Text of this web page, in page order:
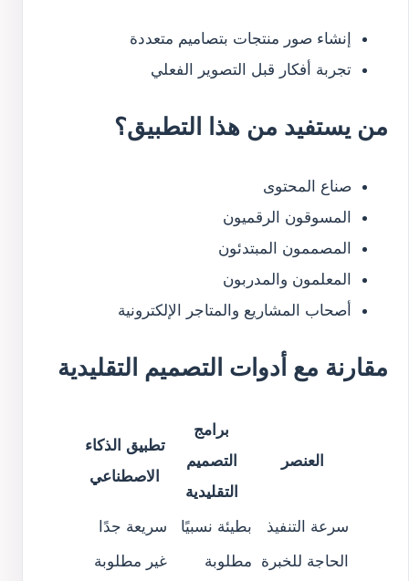
إنشاء صور منتجات بتصاميم متعددة
تجربة أفكار قبل التصوير الفعلي
من يستفيد من هذا التطبيق؟
صناع المحتوى
المسوقون الرقميون
المصممون المبتدئون
المعلمون والمدربون
أصحاب المشاريع والمتاجر الإلكترونية
مقارنة مع أدوات التصميم التقليدية
العنصر
برامج
التصميم
التقليدية
تطبيق الذكاء
الاصطناعي
سرعة التنفيذ بطيئة نسبيًا
سريعة جدًا
الحاجة للخبرة مطلوبة
غير مطلوبة